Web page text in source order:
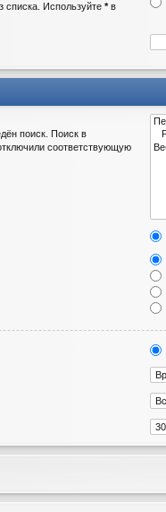
списка. Используйте *в
поиск. Поиск в
соответствующую